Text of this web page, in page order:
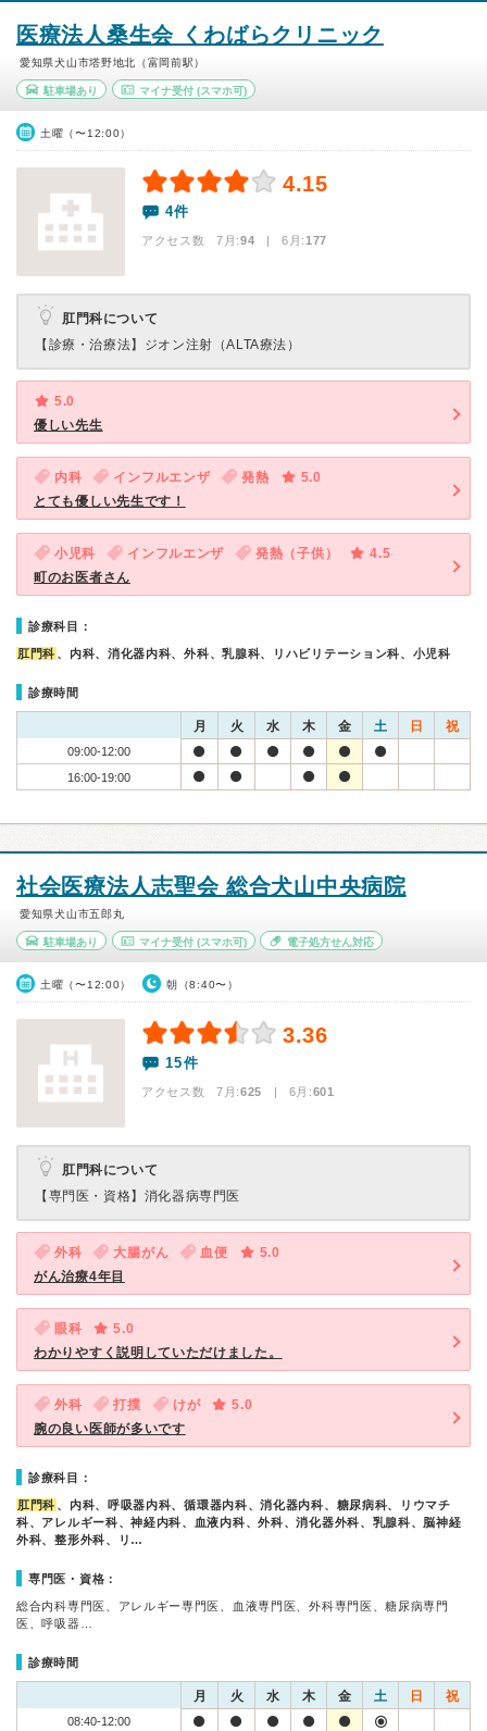
医療法人桑生会 くわばらクリニック
愛知県犬山市塔野地北（富岡前駅）
駐車場あり マイナ受付(スマホ可)
土曜（〜12:00）
4.15
4件
アクセス数 7月:94 | 6月:177
肛門科について
【診療・治療法】 ジオン注射（ALTA療法）
5.0
優しい先生
内科 インフルエンザ 発熱
5.0
とても優しい先生です！
小児科 インフルエンザ 発熱（子供）
4.5
町のお医者さん
診療科目：
肛門科 、内科、消化器内科、外科、乳腺科、リハビリテーション科、小児科
診療時間
月 火 水 木 金 土 日 祝
09:00-12:00
16:00-19:00
社会医療法人志聖会 総合犬山中央病院
愛知県犬山市五郎丸
駐車場あり マイナ受付(スマホ可) 電子処方せん対応
土曜（〜12:00） 朝（8:40〜）
3.36
15件
アクセス数 7月:625 | 6月:601
肛門科について
【専門医・資格】 消化器病専門医
外科 大腸がん 血便
5.0
がん治療4年目
眼科
5.0
わかりやすく説明していただけました。
外科 打撲 けが
5.0
腕の良い医師が多いです
診療科目：
肛門科 、内科、呼吸器内科、循環器内科、消化器内科、糖尿病科、リウマチ
科、アレルギー科、神経内科、血液内科、外科、消化器外科、乳腺科、脳神経
外科、整形外科、リ…
専門医・資格：
総合内科専門医、アレルギー専門医、血液専門医、外科専門医、糖尿病専門
医、呼吸器…
診療時間
月 火 水 木 金 土 日 祝
08:40-12:00